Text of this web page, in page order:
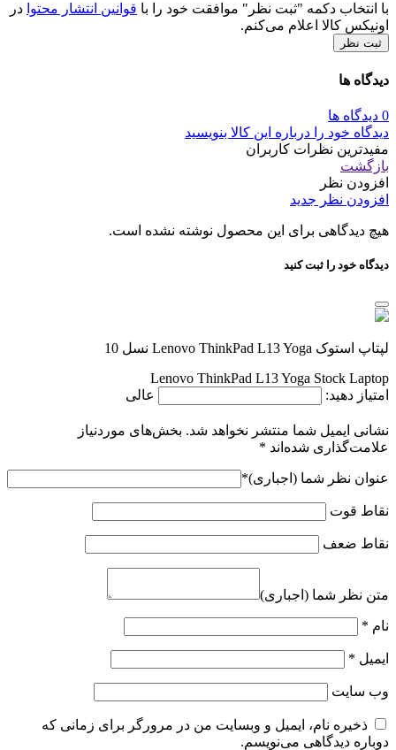
با انتخاب دکمه "ثبت نظر" موافقت خود را با قوانین انتشار محتوا در
اونیکس کالا اعلام می‌کنم.
ثبت نظر
دیدگاه ها
0 دیدگاه ها
دیدگاه خود را درباره این کالا بنویسید
مفیدترین نظرات کاربران
بازگشت
افزودن نظر
افزودن نظر جدید
هیچ دیدگاهی برای این محصول نوشته نشده است.
دیدگاه خود را ثبت کنید
لپتاپ استوک Lenovo ThinkPad L13 Yoga نسل 10
Lenovo ThinkPad L13 Yoga Stock Laptop
امتیاز دهید:
عالی
نشانی ایمیل شما منتشر نخواهد شد. بخش‌های موردنیاز
علامت‌گذاری شده‌اند *
عنوان نظر شما (اجباری)*
نقاط قوت
نقاط ضعف
متن نظر شما (اجباری)
نام *
ایمیل *
وب‌ سایت
ذخیره نام، ایمیل و وبسایت من در مرورگر برای زمانی که
دوباره دیدگاهی می‌نویسم.